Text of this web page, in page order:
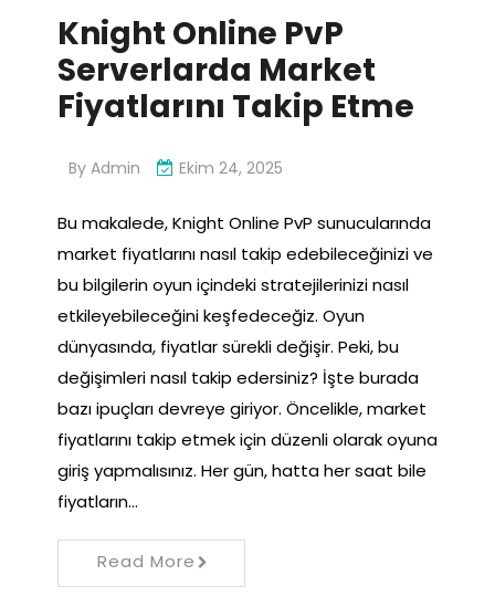
Knight Online PvP
Serverlarda Market
Fiyatlarını Takip Etme
By Admin Ekim 24, 2025
Bu makalede, Knight Online PvP sunucularında
market fiyatlarını nasıl takip edebileceğinizi ve
bu bilgilerin oyun içindeki stratejilerinizi nasıl
etkileyebileceğini keşfedeceğiz. Oyun
dünyasında, fiyatlar sürekli değişir. Peki, bu
değişimleri nasıl takip edersiniz? İşte burada
bazı ipuçları devreye giriyor. Öncelikle, market
fiyatlarını takip etmek için düzenli olarak oyuna
giriş yapmalısınız. Her gün, hatta her saat bile
fiyatların…
Read More